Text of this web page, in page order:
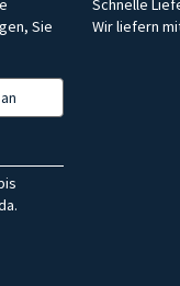
Sie
Schnelle
Wir liefern